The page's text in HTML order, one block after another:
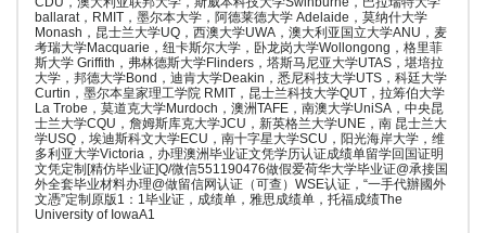
ballarat，RMIT，墨尔本大学，阿德莱德大学 Adelaide，莫纳什大学
Monash，昆士兰大学UQ，西澳大学UWA，澳大利亚国立大学ANU，麦
考瑞大学Macquarie，纽卡斯尔大学，卧龙岗大学Wollongong，格里菲
斯大学 Griffith，弗林德斯大学Flinders，塔斯马尼亚大学UTAS，堪培拉
大学，邦德大学Bond，迪肯大学Deakin，悉尼科技大学UTS，科廷大学
Curtin，墨尔本皇家理工学院 RMIT，昆士兰科技大学QUT，拉筹伯大学
La Trobe，莫道克大学Murdoch，澳洲TAFE，南澳大学UniSA，中央昆
士兰大学CQU，詹姆斯库克大学JCU，新英格兰大学UNE，南 昆士兰大
学USQ，埃迪斯科文大学ECU，南十字星大学SCU，阳光海岸大学，维
多利亚大学Victoria，办理澳洲毕业证文凭学历认证成绩单留学回国证明
文凭定制[精仿毕业证]Q/微信551190476做假爱荷华大学毕业证@承接国
外全套毕业材料办理@做留信网认证（可查）WSE认证，“一手代辦國外
文憑”定制原版1：1毕业证，成绩单，雅思成绩单，托福成绩The
University of IowaA1